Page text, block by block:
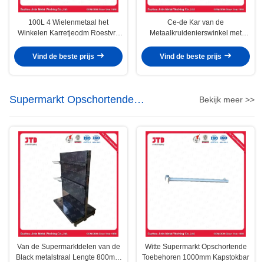
100L 4 Wielenmetaal het
Winkelen Karretjeodm Roestvrij
Vind de beste prijs
Ce-de Kar van de
Metaalkruidenierswinkel met
Stijl openen
Vind de beste prijs
Supermarkt Opschortende
Toebehoren
Bekijk meer >>
Van de Supermarktdelen van de
Black metalstraal Lengte 800mm
Witte Supermarkt Opschortende
Toebehoren 1000mm Kapstokbar